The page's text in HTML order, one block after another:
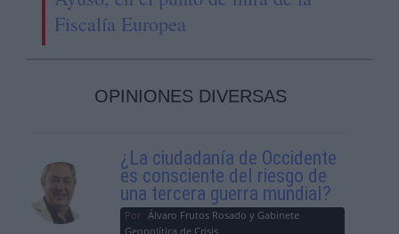
Fiscalía Europea
OPINIONES DIVERSAS
¿La ciudadanía de Occidente
es consciente del riesgo de
una tercera guerra mundial?
Por Álvaro Frutos Rosado y Gabinete
Geopolítica de Crisis